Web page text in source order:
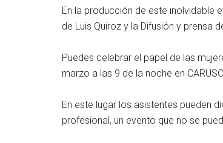
En la producción de este inolvidable
de Luis Quiroz y la Difusión y prensa
Puedes celebrar el papel de las
marzo a las 9 de la noche en
En este lugar los asistentes pueden
profesional, un evento que no se